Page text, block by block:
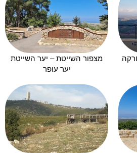
מצפור השייטת – יער השייטת
יער עופר